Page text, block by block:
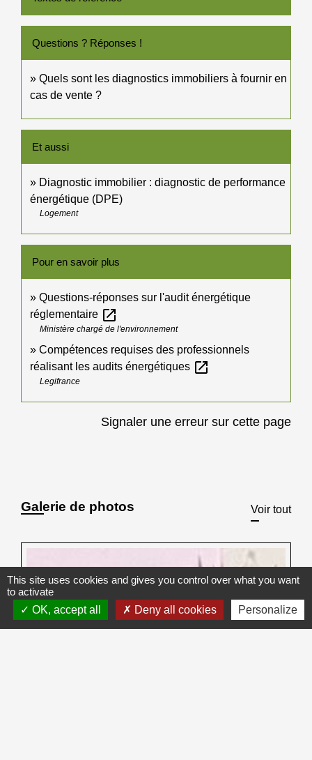
Questions ? Réponses !
Quels sont les diagnostics immobiliers à fournir en
cas de vente ?
Et aussi
Diagnostic immobilier : diagnostic de performance
énergétique (DPE)
Logement
Pour en savoir plus
Questions-réponses sur l'audit énergétique
réglementaire open_in_new
Ministère chargé de l'environnement
Compétences requises des professionnels
réalisant les audits énergétiques open_in_new
Legifrance
Signaler une erreur sur cette page
Galerie de photos Voir tout
This site uses cookies and gives you control over what you want
to activate
OK, accept all
Deny all cookies Personalize